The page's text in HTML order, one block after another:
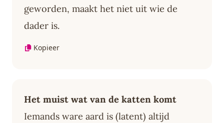
geworden, maakt het niet uit wie de
dader is.
Kopieer
Het muist wat van de katten komt
Iemands ware aard is (latent) altijd